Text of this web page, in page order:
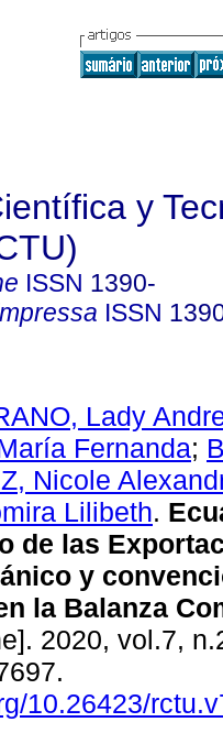
y
ISSN 1390-
ISSN
Lady
Fernanda;
Nicole
Lilibeth.
de las
y
la Balanza
2020, vol.7,
10.26423/